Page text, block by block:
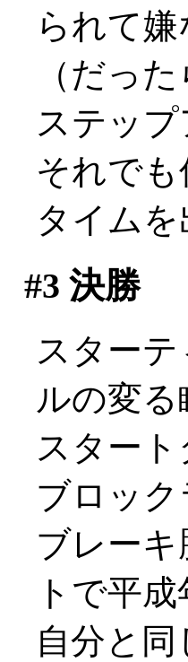
られて
（だっ
ステッ
それで
タイム
#3 決勝
スター
ルの変
スター
ブロッ
ブレー
トで平
自分と